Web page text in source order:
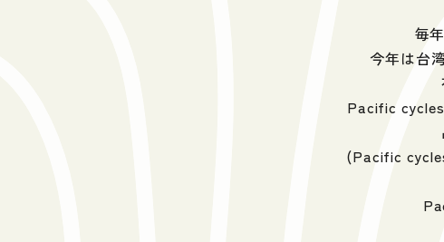
毎
今年は台
Pacific
(Pacific